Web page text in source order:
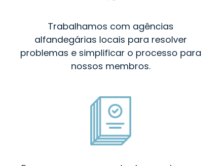
Trabalhamos com agências
alfandegárias locais para resolver
problemas e simplificar o processo para
nossos membros.